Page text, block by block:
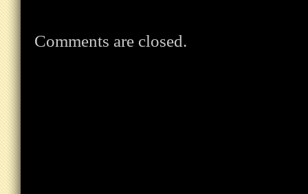
Comments are closed.